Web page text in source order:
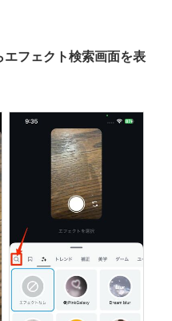
エフェクト検索画面を表